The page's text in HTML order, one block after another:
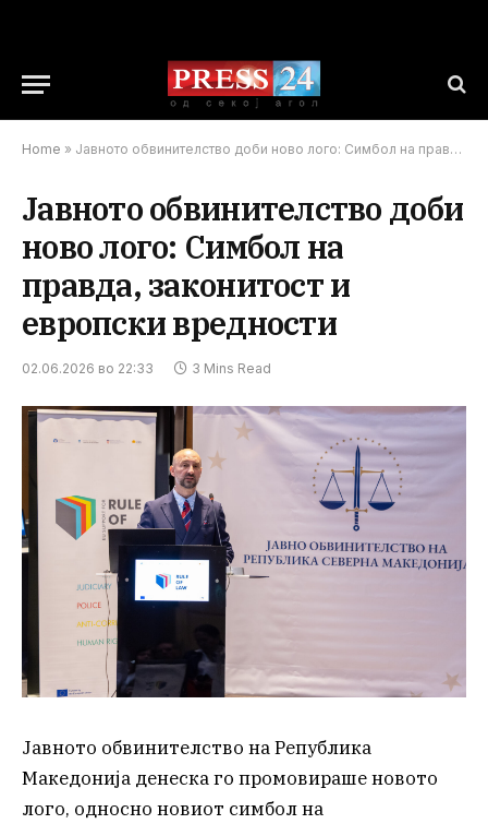
Home » Јавното обвинителство доби ново лого: Симбол на правда, законитост и европски вредности
Јавното обвинителство доби
ново лого: Симбол на
правда, законитост и
европски вредности
02.06.2026 во 22:33 3 Mins Read
Јавното обвинителство на Република
Македонија денеска го промовираше новото
лого, односно новиот симбол на